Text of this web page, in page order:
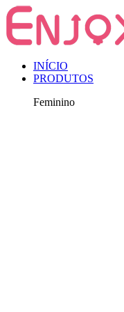
INÍCIO
PRODUTOS
Feminino